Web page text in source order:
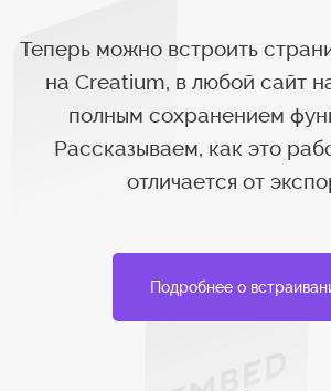
Теперь можно встроить
на Creatium, в любой сайт
полным сохранением
Рассказываем, как это
отличается от
Подробнее о